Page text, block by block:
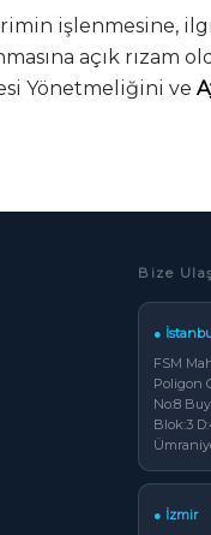
işlenmesine,
açık rızam
Yönetmeliğini ve
Bize
●
FSM
Poligon
No:8
Blok:3
● İzmir